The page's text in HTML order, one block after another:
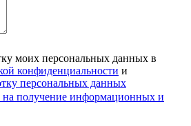
моих персональных данных в
конфиденциальности и
персональных данных
на получение информационных и